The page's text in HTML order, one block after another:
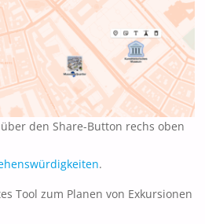
den Share-Button rechs oben
.
Tool zum Planen von Exkursionen